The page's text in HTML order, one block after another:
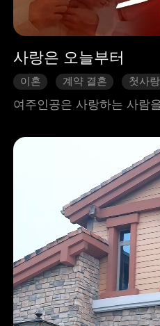
사랑은 오늘부터
이혼 계약 결혼 첫사랑
애잔물
현대 도시